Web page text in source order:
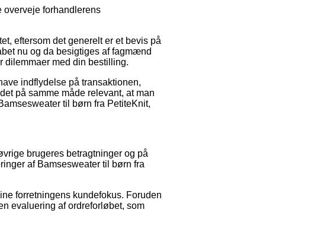
overveje forhandlerens
eftersom det generelt er et bevis på
nu og da besigtiges af fagmænd
dilemmaer med din bestilling.
indflydelse på transaktionen,
på samme måde relevant, at man
til børn fra PetiteKnit,
brugeres betragtninger og på
af Bamsesweater til børn fra
forretningens kundefokus. Foruden
evaluering af ordreforløbet, som